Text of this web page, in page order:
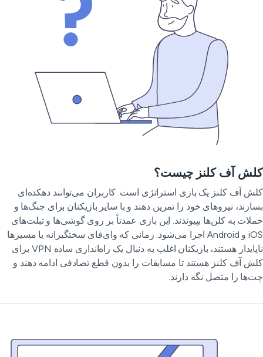
آف کلنز چیست؟
آف کلنز یک بازی استراتژی است. کاربران می‌توانند دهکده‌ای
نیروهای خود را تمرین دهند و با سایر بازیکنان برای جنگ‌ها و
به کلن‌ها بپیوندند. این بازی عمدتاً بر روی گوشی‌ها و تبلت‌های
iOS و Android اجرا می‌شود. زمانی که وای‌فای سختگیرانه یا مسیرها
ناپایدار هستند، بازیکنان اغلب به دنبال یک راه‌اندازی ساده VPN برای
آف کلنز هستند تا مسابقات را بدون قطع تصادفی ادامه دهند و
را متصل نگه دارند.